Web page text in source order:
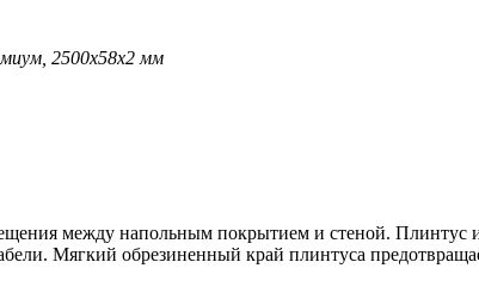
2500х58х2 мм
между напольным покрытием и стеной. Плинтус
Мягкий обрезиненный край плинтуса